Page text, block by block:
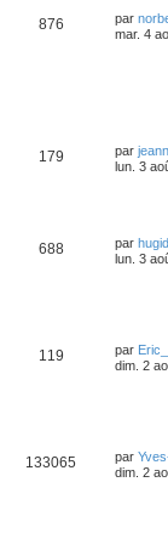
876 par
mar. 4
179 par
lun. 3
688 par
lun. 3
119 par
dim. 2
133065 par
dim. 2